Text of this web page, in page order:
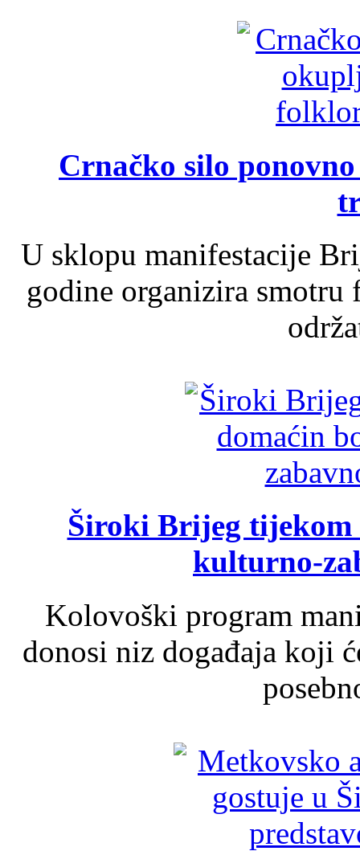
Crnačko silo
U sklopu manifestacije
godine organizira
Široki Brijeg tijekom
kulturno-
Kolovoški program
donosi niz događaja koji